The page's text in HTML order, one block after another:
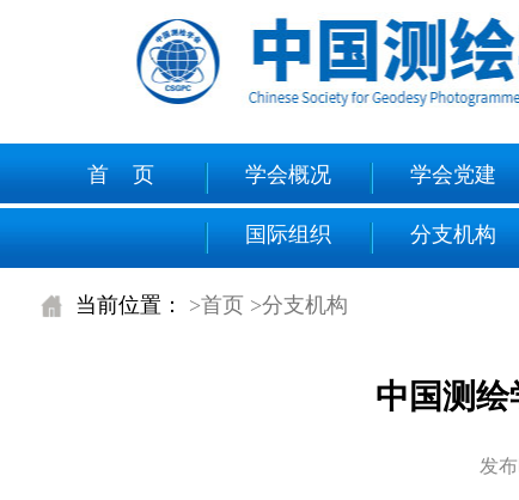
首 页 学会概况 学会党建
国际组织 分支机构
当前位置： >首页 >分支机构
中国测
发